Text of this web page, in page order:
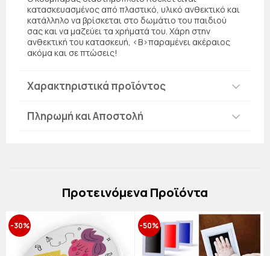
κατασκευασμένος από πλαστικό, υλικό ανθεκτικό και
κατάλληλο να βρίσκεται στο δωμάτιο του παιδιού
σας και να μαζεύει τα χρήματά του. Χάρη στην
ανθεκτική του κατασκευή, <Β>παραμένει ακέραιος
ακόμα και σε πτώσεις!
Χαρακτηριστικά προϊόντος
Πληρωμή και Αποστολή
Πρoτεινόμενα Προϊόντα
-30% -50%